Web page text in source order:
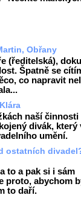
Obřany
(ředitelská),
Špatně se
co napravit
naší činnosti
divák, který
umění.
ostatních
to a pak si i sám
proto, abychom
to daří.